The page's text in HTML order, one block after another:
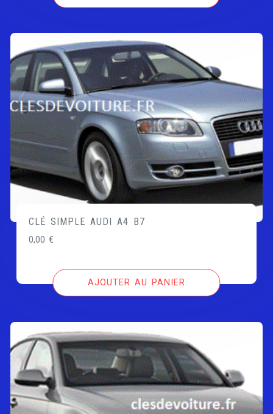
CLÉ SIMPLE AUDI A4 B7
0,00€
AJOUTER AU PANIER